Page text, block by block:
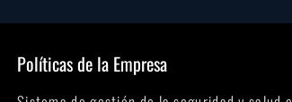
Políticas de la Empresa